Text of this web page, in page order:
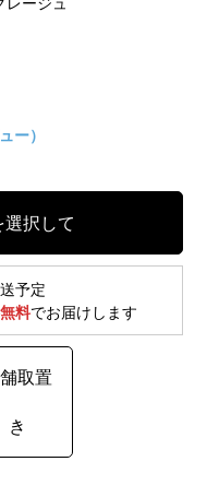
ー）
択して
予定
料でお届けします
取置
き